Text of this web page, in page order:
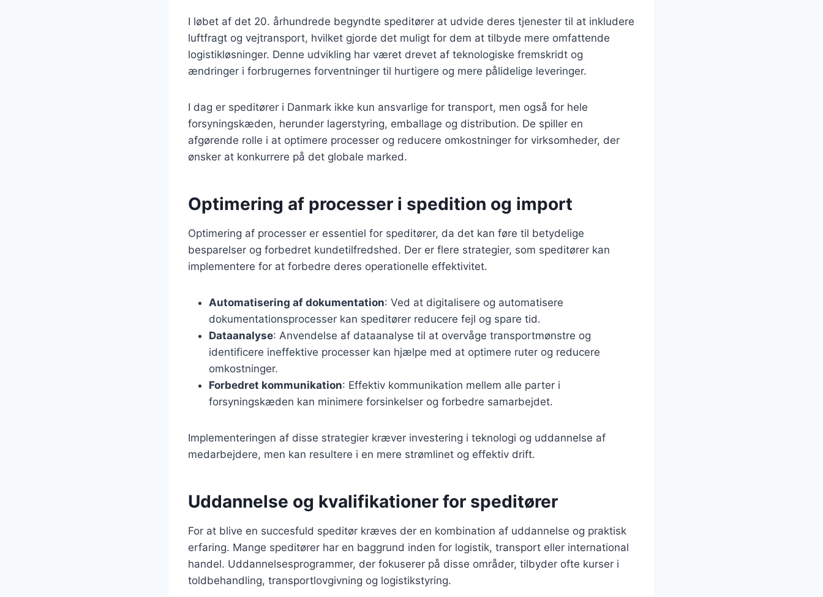
I løbet af det 20. århundrede begyndte speditører at udvide deres tjenester til at inkludere
luftfragt og vejtransport, hvilket gjorde det muligt for dem at tilbyde mere omfattende
logistikløsninger. Denne udvikling har været drevet af teknologiske fremskridt og
ændringer i forbrugernes forventninger til hurtigere og mere pålidelige leveringer.
I dag er speditører i Danmark ikke kun ansvarlige for transport, men også for hele
forsyningskæden, herunder lagerstyring, emballage og distribution. De spiller en
afgørende rolle i at optimere processer og reducere omkostninger for virksomheder, der
ønsker at konkurrere på det globale marked.
Optimering af processer i spedition og import
Optimering af processer er essentiel for speditører, da det kan føre til betydelige
besparelser og forbedret kundetilfredshed. Der er flere strategier, som speditører kan
implementere for at forbedre deres operationelle effektivitet.
Automatisering af dokumentation: Ved at digitalisere og automatisere
dokumentationsprocesser kan speditører reducere fejl og spare tid.
Dataanalyse: Anvendelse af dataanalyse til at overvåge transportmønstre og
identificere ineffektive processer kan hjælpe med at optimere ruter og reducere
omkostninger.
Forbedret kommunikation: Effektiv kommunikation mellem alle parter i
forsyningskæden kan minimere forsinkelser og forbedre samarbejdet.
Implementeringen af disse strategier kræver investering i teknologi og uddannelse af
medarbejdere, men kan resultere i en mere strømlinet og effektiv drift.
Uddannelse og kvalifikationer for speditører
For at blive en succesfuld speditør kræves der en kombination af uddannelse og praktisk
erfaring. Mange speditører har en baggrund inden for logistik, transport eller international
handel. Uddannelsesprogrammer, der fokuserer på disse områder, tilbyder ofte kurser i
toldbehandling, transportlovgivning og logistikstyring.